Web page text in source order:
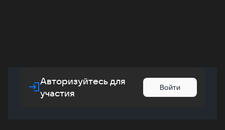
Авторизуйтесь для
участия
Войти